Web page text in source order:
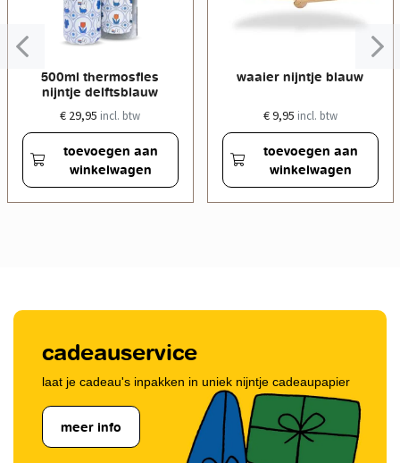
500ml thermosfles
nijntje delftsblauw
€ 29,95 incl. btw
toevoegen aan
winkelwagen
waaier nijntje blauw
€ 9,95 incl. btw
toevoegen aan
winkelwagen
cadeauservice
laat je cadeau's inpakken in uniek nijntje cadeaupapier
meer info